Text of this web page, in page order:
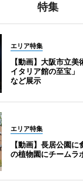
特集
エリア特集
【動画】大阪市立
イタリア館の至宝
など展示
エリア特集
【動画】長居公園
の植物園にチームラ